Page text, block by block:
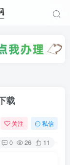
载
关注 私信
0 26 11